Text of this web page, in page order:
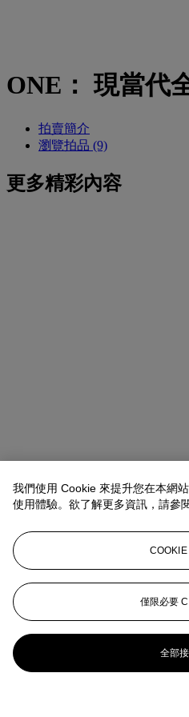
ONE： 現當代
拍賣簡介
瀏覽拍品 (9)
更多精彩內容
我們使用 Cookie 來提升您在本網
使用體驗。欲了解更多資訊，請參
COOKIE
僅限必要
全部